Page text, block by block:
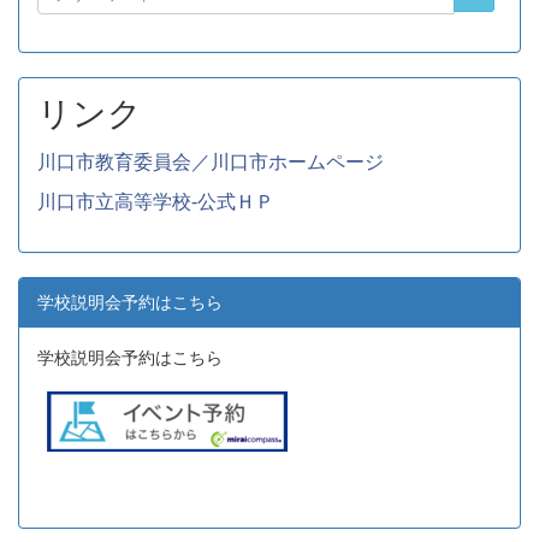
リンク
川口市教育委員会／川口市ホームページ
川口市立高等学校-公式ＨＰ
学校説明会予約はこちら
学校説明会予約はこちら